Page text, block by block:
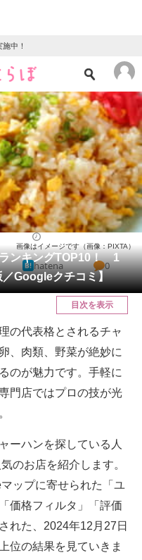
中！
ース
ズ
・育児
ーチ
ンキングTOP10！ 1
Googleクチコミ】
画像はイメージです（画像：PIXTA）
hatena 0
目次を表示
の代表格とされるチャ
、肉類、野菜が絶妙に
のが魅力です。手軽に
門店ではプロの技が光
ーハンを探している人
のお店を紹介します。
ップに寄せられた「ユ
価格フィルタ」「評価
れた、2024年12月27日
位の結果を見ていきま